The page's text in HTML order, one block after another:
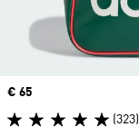
Price
€ 65
(323)